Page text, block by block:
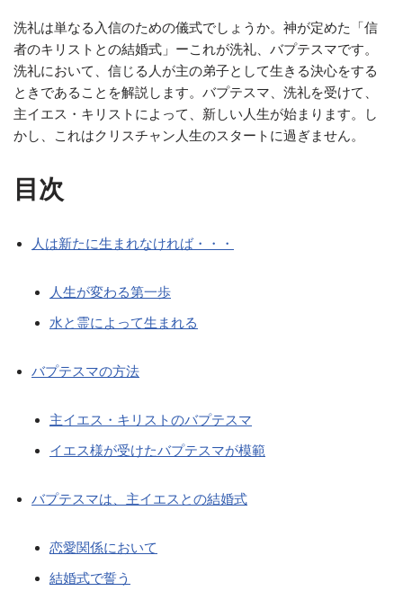
洗礼は単なる入信のための儀式でしょうか。神が定めた「信
者のキリストとの結婚式」ーこれが洗礼、バプテスマです。
洗礼において、信じる人が主の弟子として生きる決心をする
ときであることを解説します。バプテスマ、洗礼を受けて、
主イエス・キリストによって、新しい人生が始まります。し
かし、これはクリスチャン人生のスタートに過ぎません。
目次
人は新たに生まれなければ・・・
人生が変わる第一歩
水と霊によって生まれる
バプテスマの方法
主イエス・キリストのバプテスマ
イエス様が受けたバプテスマが模範
バプテスマは、主イエスとの結婚式
恋愛関係において
結婚式で誓う